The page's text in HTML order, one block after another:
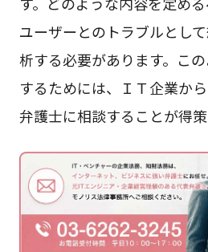
ユーザーとのトラブルとし
析する必要があります。こ
するためには、ＩＴ企業か
弁護士に相談することが得策